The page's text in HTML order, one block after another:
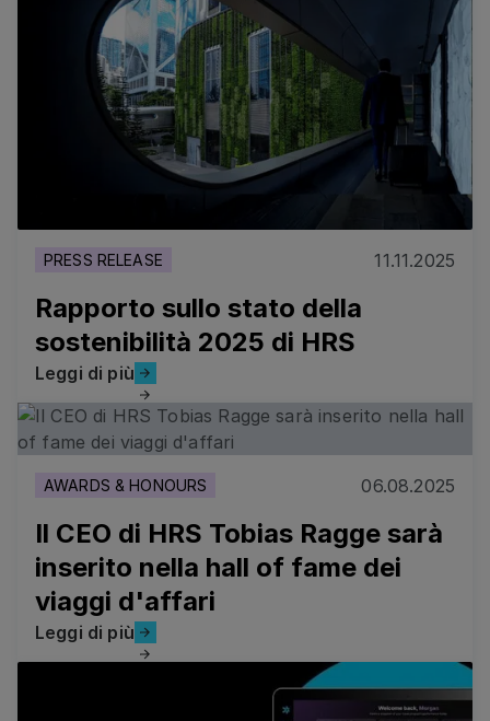
PRESS RELEASE 11.11.2025
Rapporto sullo stato della
sostenibilità 2025 di HRS
Leggi di più
Leggi di più
AWARDS & HONOURS 06.08.2025
Il CEO di HRS Tobias Ragge sarà
inserito nella hall of fame dei
viaggi d'affari
Leggi di più
Leggi di più
Il CEO di HRS Tobias Ragge sarà inserito nella hall of
Il nuovo Copilot di HRS sfrutta l'intelligenza